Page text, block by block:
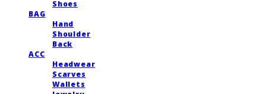
Shoes
BAG
Hand
Shoulder
Back
ACC
Headwear
Scarves
Wallets